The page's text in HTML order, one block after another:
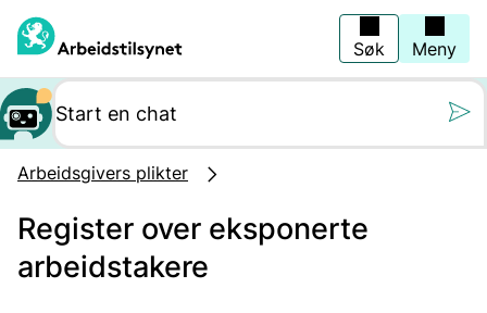
hovedinnhold
Søk Meny
Arbeidsgivers plikter
Register over eksponerte
arbeidstakere